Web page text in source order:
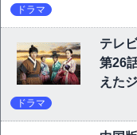
ドラマ
テレ
第26
えた
ドラマ